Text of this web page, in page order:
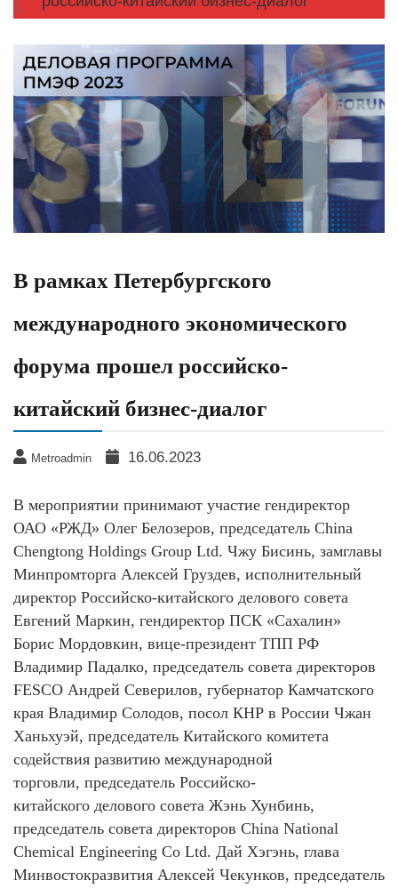
В рамках Петербургского
международного экономического
форума прошел российско-
китайский бизнес-диалог
Metroadmin 16.06.2023
В мероприятии принимают участие гендиректор
ОАО «РЖД» Олег Белозеров, председатель China
Chengtong Holdings Group Ltd. Чжу Бисинь, замглавы
Минпромторга Алексей Груздев, исполнительный
директор Российско-китайского делового совета
Евгений Маркин, гендиректор ПСК «Сахалин»
Борис Мордовкин, вице-президент ТПП РФ
Владимир Падалко, председатель совета директоров
FESCO Андрей Северилов, губернатор Камчатского
края Владимир Солодов, посол КНР в России Чжан
Ханьхуэй, председатель Китайского комитета
содействия развитию международной
торговли, председатель Российско-
китайского делового совета Жэнь Хунбинь,
председатель совета директоров China National
Chemical Engineering Co Ltd. Дай Хэгэнь, глава
Минвостокразвития Алексей Чекунков, председатель